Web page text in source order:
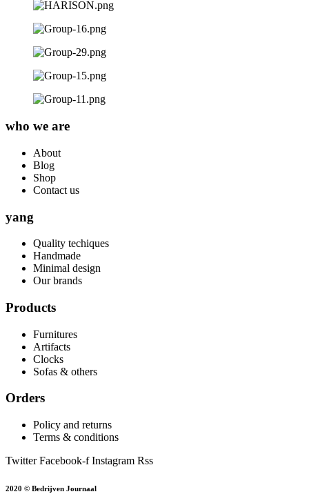
who we are
About
Blog
Shop
Contact us
yang
Quality techiques
Handmade
Minimal design
Our brands
Products
Furnitures
Artifacts
Clocks
Sofas & others
Orders
Policy and returns
Terms & conditions
Twitter Facebook-f Instagram Rss
2020 © Bedrijven Journaal